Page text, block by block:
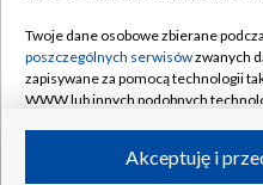
Rada Programowa
System NOS
Informacje o nadawcy
Program dla prasy
Twoje dane osobowe zbierane
poszczególnych serwisówzwanych
zapisywane za pomocą technologii
WWW lub innych podobnych
ruchu w Internecie.Akceptuję i